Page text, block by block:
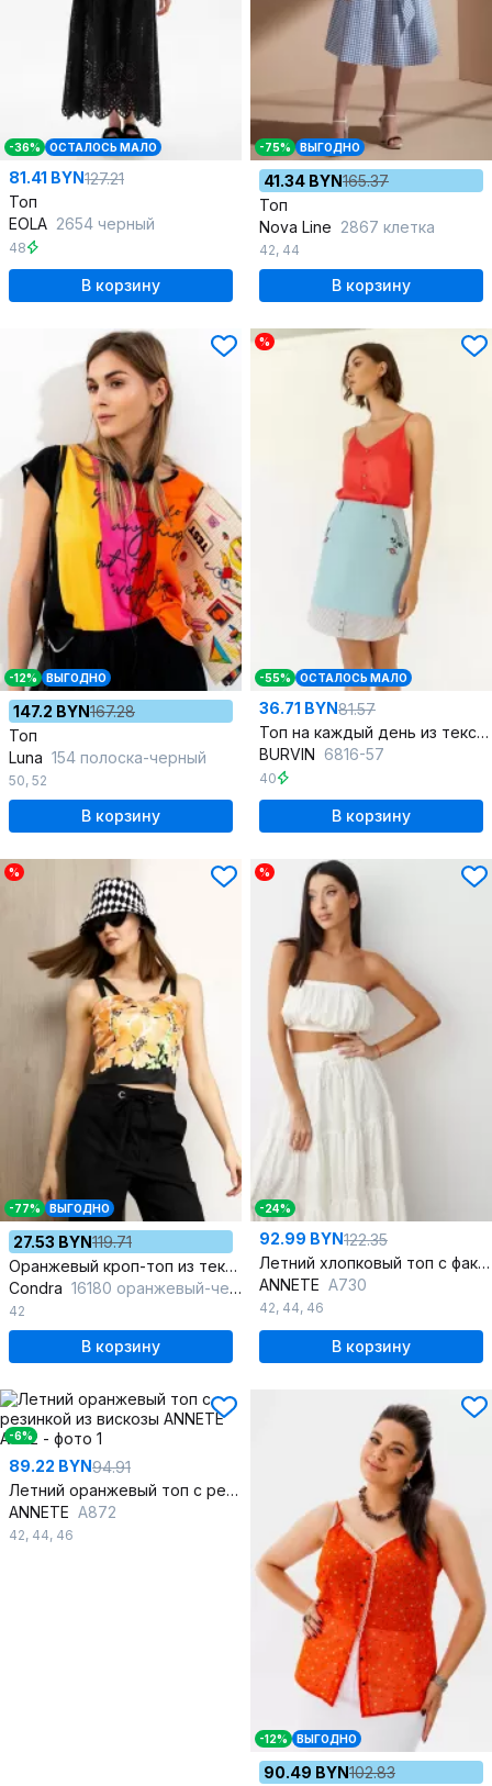
-36% ОСТАЛОСЬ МАЛО
81.41 BYN127.21
Топ
EOLA 2654 черный
48
В корзину
-75% ВЫГОДНО
41.34 BYN165.37
Топ
Nova Line 2867 клетка
42, 44
В корзину
-12% ВЫГОДНО
147.2 BYN167.28
Топ
Luna 154 полоска-черный
50, 52
В корзину
%
-55% ОСТАЛОСЬ МАЛО
36.71 BYN81.57
Топ на каждый день из текстиля красный летний
BURVIN 6816-57
40
В корзину
%
-77% ВЫГОДНО
27.53 BYN119.71
Оранжевый кроп-топ из текстиля на тонких бретельках
Condra 16180 оранжевый-черный
42
В корзину
%
-24%
92.99 BYN122.35
Летний хлопковый топ с фактурой и резинкой
ANNETE A730
42, 44, 46
В корзину
-6%
89.22 BYN94.91
Летний оранжевый топ с резинкой из вискозы
ANNETE A872
42, 44, 46
-12% ВЫГОДНО
90.49 BYN102.83